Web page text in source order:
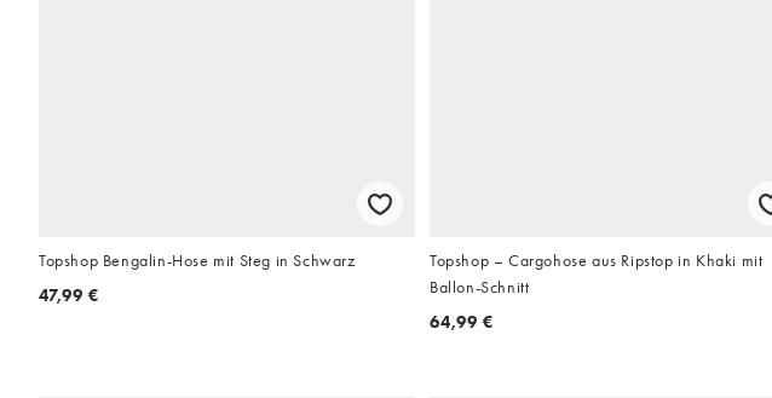
Topshop Bengalin-Hose mit Steg in Schwarz
47,99 €
Topshop – Cargohose aus Ripstop in Khaki mit
Ballon-Schnitt
64,99 €